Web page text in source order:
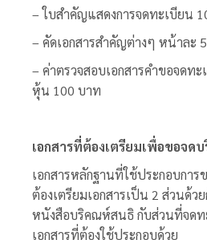
– ใบสำคัญแสดงการจดทะเบียน
– คัดเอกสารสำคัญต่างๆ หน้าละ
– ค่าตรวจสอบเอกสารคำขอจดท
หุ้น 100 บาท
เอกสารที่ต้องเตรียมเพื่อขอจด
เอกสารหลักฐานที่ใช้ประกอบกา
ต้องเตรียมเอกสารเป็น 2 ส่วนด้
หนังสือบริคณห์สนธิ กับส่วนที่จด
เอกสารที่ต้องใช้ประกอบด้วย